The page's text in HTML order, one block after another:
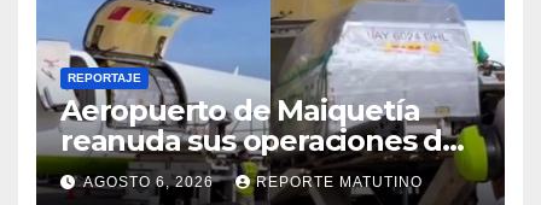
REPORTAJE
Aeropuerto de Maiquetía
reanuda sus operaciones de
carga con primer vuelo
AGOSTO 6, 2026 REPORTE MATUTINO